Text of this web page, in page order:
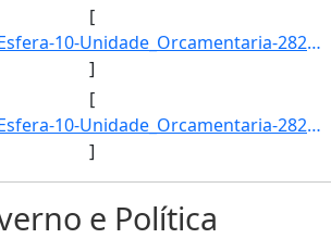
[
11206: Ano-2008-Esfera-10-Unidade_Orcamentaria-28202-Funcao-22-SubFuncao-212-Programa-0681-Acao-0481-Locali]
]
[
11207: Ano-2008-Esfera-10-Unidade_Orcamentaria-28202-Funcao-22-SubFuncao-212-Programa-0681-Acao-0516-Locali]
]
e Política